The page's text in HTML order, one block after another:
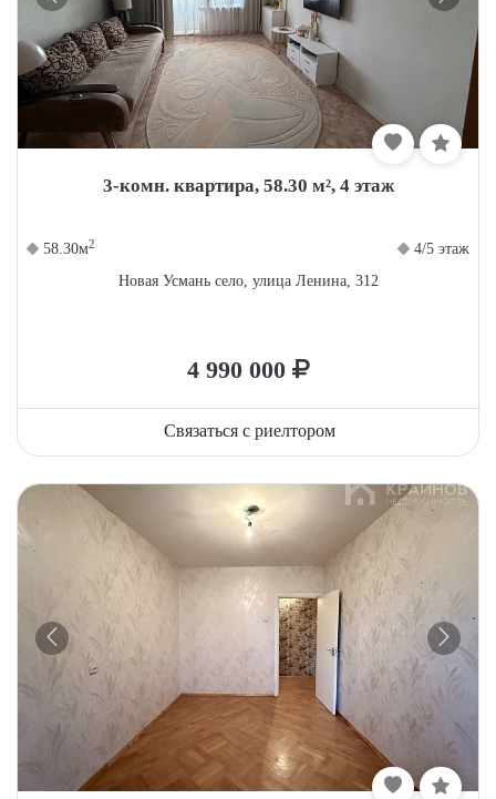
3-комн. квартира, 58.30 м², 4 этаж
58.30м2
4/5 этаж
Новая Усмань село, улица Ленина, 312
4 990 000
Связаться с риелтором